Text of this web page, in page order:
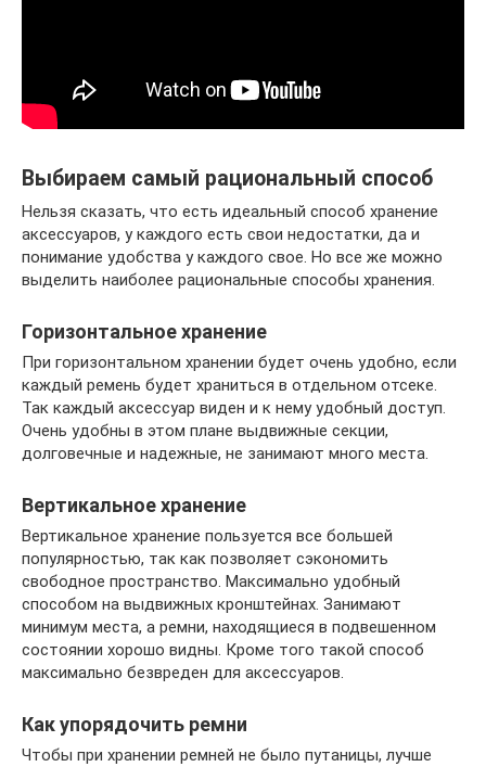
Выбираем самый рациональный способ
Нельзя сказать, что есть идеальный способ хранение
аксессуаров, у каждого есть свои недостатки, да и
понимание удобства у каждого свое. Но все же можно
выделить наиболее рациональные способы хранения.
Горизонтальное хранение
При горизонтальном хранении будет очень удобно, если
каждый ремень будет храниться в отдельном отсеке.
Так каждый аксессуар виден и к нему удобный доступ.
Очень удобны в этом плане выдвижные секции,
долговечные и надежные, не занимают много места.
Вертикальное хранение
Вертикальное хранение пользуется все большей
популярностью, так как позволяет сэкономить
свободное пространство. Максимально удобный
способом на выдвижных кронштейнах. Занимают
минимум места, а ремни, находящиеся в подвешенном
состоянии хорошо видны. Кроме того такой способ
максимально безвреден для аксессуаров.
Как упорядочить ремни
Чтобы при хранении ремней не было путаницы, лучше